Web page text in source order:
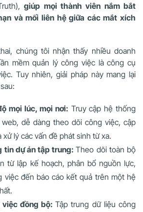
giúp mọi thành viên nắm bắt
và mối liên hệ giữa các mắt xích
chúng tôi nhận thấy nhiều doanh
mềm quản lý công việc là công cụ
Tuy nhiên, giải pháp này mang lại
mọi lúc, mọi nơi: Truy cập hệ thống
dễ dàng theo dõi công việc, cập
xử lý các vấn đề phát sinh từ xa.
tin dự án tập trung:Theo dõi toàn bộ
từ lập kế hoạch, phân bổ nguồn lực,
việc đến báo cáo kết quả trên một hệ
việc đồng bộ:Tập trung dữ liệu công